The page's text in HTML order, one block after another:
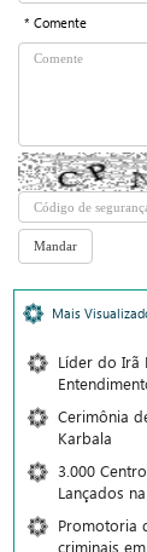
* Comente
Mais
Líder do Irã
Cerimônia
Karbala
3.000
Lançados
Promotoria
criminais